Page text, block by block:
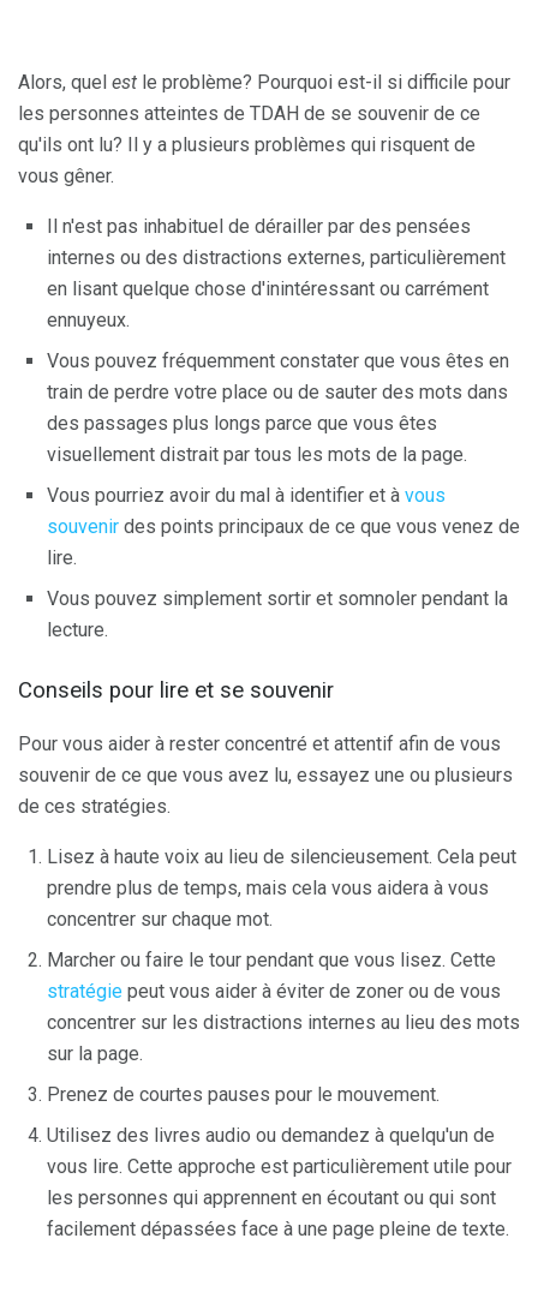
Alors, quel est le problème? Pourquoi est-il si difficile pour
les personnes atteintes de TDAH de se souvenir de ce
qu'ils ont lu? Il y a plusieurs problèmes qui risquent de
vous gêner.
Il n'est pas inhabituel de dérailler par des pensées
internes ou des distractions externes, particulièrement
en lisant quelque chose d'inintéressant ou carrément
ennuyeux.
Vous pouvez fréquemment constater que vous êtes en
train de perdre votre place ou de sauter des mots dans
des passages plus longs parce que vous êtes
visuellement distrait par tous les mots de la page.
Vous pourriez avoir du mal à identifier et à vous
souvenir des points principaux de ce que vous venez de
lire.
Vous pouvez simplement sortir et somnoler pendant la
lecture.
Conseils pour lire et se souvenir
Pour vous aider à rester concentré et attentif afin de vous
souvenir de ce que vous avez lu, essayez une ou plusieurs
de ces stratégies.
Lisez à haute voix au lieu de silencieusement. Cela peut
prendre plus de temps, mais cela vous aidera à vous
concentrer sur chaque mot.
Marcher ou faire le tour pendant que vous lisez. Cette
stratégie peut vous aider à éviter de zoner ou de vous
concentrer sur les distractions internes au lieu des mots
sur la page.
Prenez de courtes pauses pour le mouvement.
Utilisez des livres audio ou demandez à quelqu'un de
vous lire. Cette approche est particulièrement utile pour
les personnes qui apprennent en écoutant ou qui sont
facilement dépassées face à une page pleine de texte.